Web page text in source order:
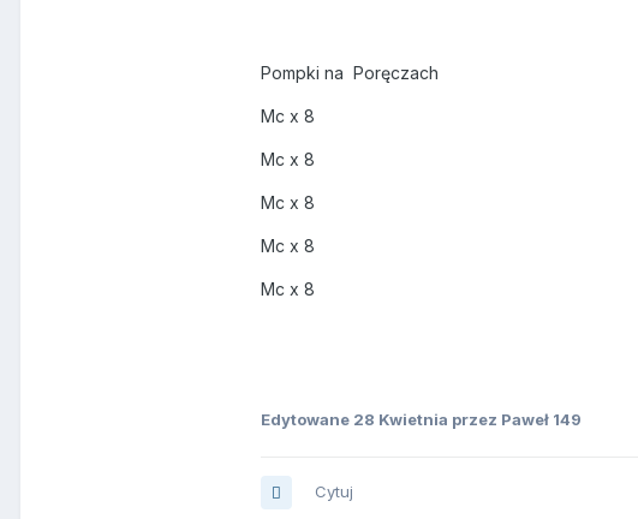
Pompki na Poręczach
Mc x 8
Mc x 8
Mc x 8
Mc x 8
Mc x 8
Edytowane 28 Kwietnia przez Paweł 149
Cytuj